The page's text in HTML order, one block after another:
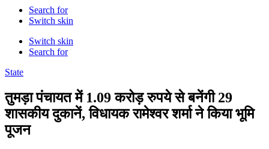
Search for
Switch skin
Switch skin
Search for
State
तुमड़ा पंचायत में 1.09 करोड़ रुपये से बनेंगी 29
शासकीय दुकानें, विधायक रामेश्वर शर्मा ने किया भूमि
पूजन